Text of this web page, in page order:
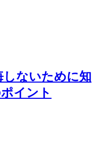
しないために知
イント